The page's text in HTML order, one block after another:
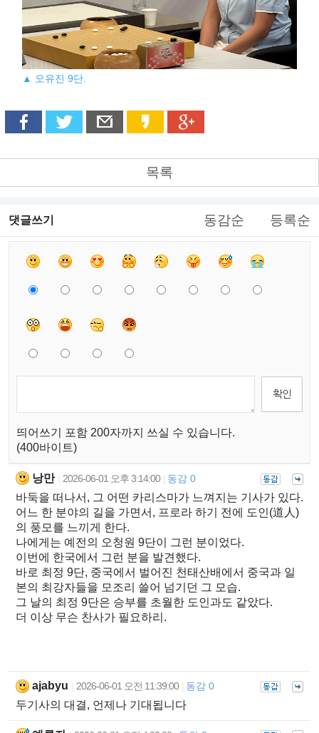
▲ 오유진 9단.
목록
댓글쓰기 동감순 등록순
띄어쓰기 포함 200자까지 쓰실 수 있습니다.
(400바이트)
낭만 2026-06-01 오후 3:14:00 동감 0
바둑을 떠나서, 그 어떤 카리스마가 느껴지는 기사가 있다.
어느 한 분야의 길을 가면서, 프로라 하기 전에 도인(道人)
의 풍모를 느끼게 한다.
나에게는 예전의 오청원 9단이 그런 분이었다.
이번에 한국에서 그런 분을 발견했다.
바로 최정 9단, 중국에서 벌어진 천태산배에서 중국과 일
본의 최강자들을 모조리 쓸어 넘기던 그 모습.
그 날의 최정 9단은 승부를 초월한 도인과도 같았다.
더 이상 무슨 찬사가 필요하리.
ajabyu 2026-06-01 오전 11:39:00 동감 0
두기사의 대결, 언제나 기대됩니다